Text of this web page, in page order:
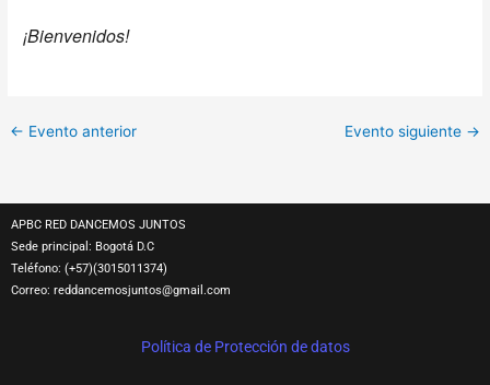
¡Bienvenidos!
← Evento anterior Evento siguiente →
APBC RED DANCEMOS JUNTOS
Sede principal: Bogotá D.C
Teléfono: (+57)(3015011374)
Correo: reddancemosjuntos@gmail.com
Política de Protección de datos